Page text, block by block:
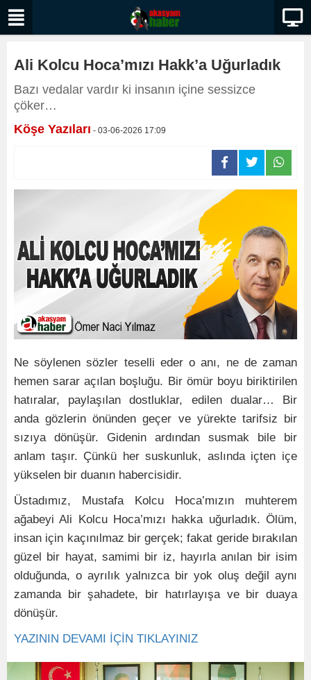
Ali Kolcu Hoca’mızı Hakk’a Uğurladık
Bazı vedalar vardır ki insanın içine sessizce
çöker…
Köşe Yazıları - 03-06-2026 17:09
Ne söylenen sözler teselli eder o anı, ne de zaman
hemen sarar açılan boşluğu. Bir ömür boyu biriktirilen
hatıralar, paylaşılan dostluklar, edilen dualar… Bir
anda gözlerin önünden geçer ve yürekte tarifsiz bir
sızıya dönüşür. Gidenin ardından susmak bile bir
anlam taşır. Çünkü her suskunluk, aslında içten içe
yükselen bir duanın habercisidir.
Üstadımız, Mustafa Kolcu Hoca’mızın muhterem
ağabeyi Ali Kolcu Hoca’mızı hakka uğurladık. Ölüm,
insan için kaçınılmaz bir gerçek; fakat geride bırakılan
güzel bir hayat, samimi bir iz, hayırla anılan bir isim
olduğunda, o ayrılık yalnızca bir yok oluş değil aynı
zamanda bir şahadete, bir hatırlayışa ve bir duaya
dönüşür.
YAZININ DEVAMI İÇİN TIKLAYINIZ